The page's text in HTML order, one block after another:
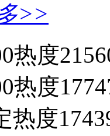
>>
热度
热度
热度